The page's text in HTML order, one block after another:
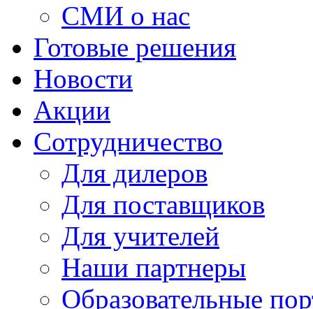
СМИ о нас
Готовые решения
Новости
Акции
Сотрудничество
Для дилеров
Для поставщиков
Для учителей
Наши партнеры
Образовательные